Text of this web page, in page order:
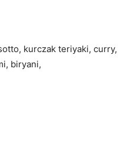
kurczak teriyaki, curry,
biryani,